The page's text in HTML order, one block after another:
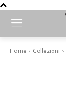
Home Collezioni